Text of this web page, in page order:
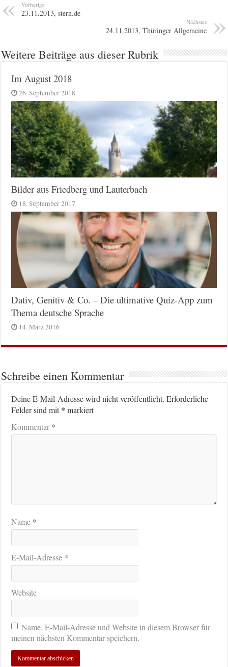
Vorherige
23.11.2013, stern.de
Nächstes
24.11.2013, Thüringer Allgemeine
Weitere Beiträge aus dieser Rubrik
Im August 2018
26. September 2018
Bilder aus Friedberg und Lauterbach
18. September 2017
Dativ, Genitiv & Co. – Die ultimative Quiz-App zum
Thema deutsche Sprache
14. März 2016
Schreibe einen Kommentar
Deine E-Mail-Adresse wird nicht veröffentlicht. Erforderliche
Felder sind mit* markiert
Kommentar*
Name *
E-Mail-Adresse *
Website
Name, E-Mail-Adresse und Website in diesem Browser für
meinen nächsten Kommentar speichern.